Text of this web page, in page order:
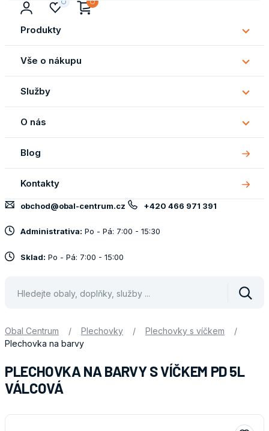
Produkty
Vše o nákupu
Vše
o
Služby
O nás
O
nás
Blog
Kontakty
obchod@obal-centrum.cz +420 466 971 391
Administrativa: Po - Pá: 7:00 - 15:30
Sklad: Po - Pá: 7:00 - 15:00
Obal Centrum / Plechovky / Plechovky s víčkem
/
Plechovka na barvy
PLECHOVKA NA BARVY S VÍČKEM PD 5L
VÁLCOVÁ